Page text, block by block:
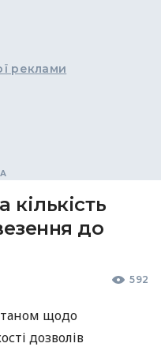
реклами
кількість
до
592
щодо
дозволів